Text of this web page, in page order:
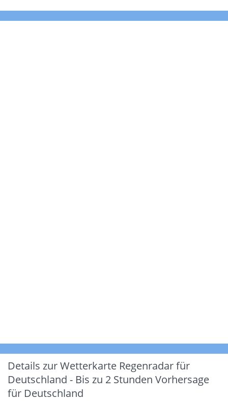
Details zur Wetterkarte Regenradar für
Deutschland - Bis zu 2 Stunden Vorhersage
für Deutschland